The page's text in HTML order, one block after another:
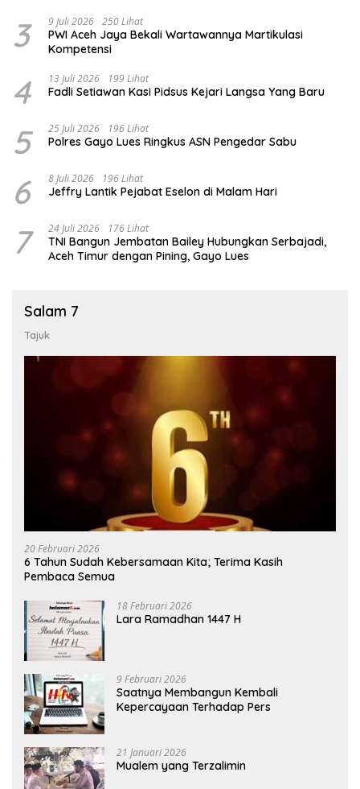
3 9 Juli 2026 250 Lihat
PWI Aceh Jaya Bekali Wartawannya Martikulasi
Kompetensi
4 13 Juli 2026 199 Lihat
Fadli Setiawan Kasi Pidsus Kejari Langsa Yang Baru
5 25 Juli 2026 196 Lihat
Polres Gayo Lues Ringkus ASN Pengedar Sabu
6 8 Juli 2026 196 Lihat
Jeffry Lantik Pejabat Eselon di Malam Hari
7 24 Juli 2026 176 Lihat
TNI Bangun Jembatan Bailey Hubungkan Serbajadi,
Aceh Timur dengan Pining, Gayo Lues
Salam 7
Tajuk
20 Februari 2026
6 Tahun Sudah Kebersamaan Kita; Terima Kasih
Pembaca Semua
18 Februari 2026
Lara Ramadhan 1447 H
9 Februari 2026
Saatnya Membangun Kembali
Kepercayaan Terhadap Pers
21 Januari 2026
Mualem yang Terzalimin